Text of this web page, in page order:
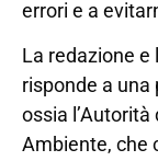
errori e a
La redazione e
risponde a una
ossia l’Autorità
Ambiente, che